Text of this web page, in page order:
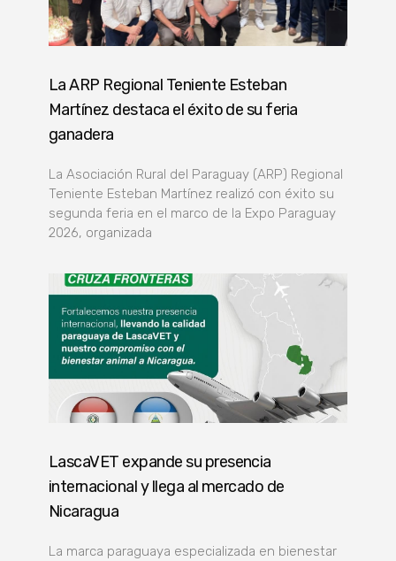
La ARP Regional Teniente Esteban
Martínez destaca el éxito de su feria
ganadera
La Asociación Rural del Paraguay (ARP) Regional
Teniente Esteban Martínez realizó con éxito su
segunda feria en el marco de la Expo Paraguay
2026, organizada
LascaVET expande su presencia
internacional y llega al mercado de
Nicaragua
La marca paraguaya especializada en bienestar